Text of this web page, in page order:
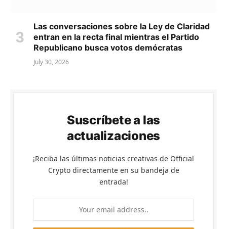
Las conversaciones sobre la Ley de Claridad
entran en la recta final mientras el Partido
Republicano busca votos demócratas
July 30, 2026
Suscríbete a las
actualizaciones
¡Reciba las últimas noticias creativas de Official
Crypto directamente en su bandeja de
entrada!